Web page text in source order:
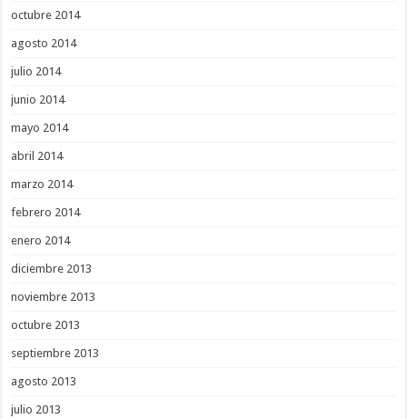
octubre 2014
agosto 2014
julio 2014
junio 2014
mayo 2014
abril 2014
marzo 2014
febrero 2014
enero 2014
diciembre 2013
noviembre 2013
octubre 2013
septiembre 2013
agosto 2013
julio 2013